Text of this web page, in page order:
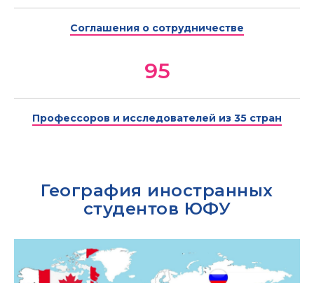
Соглашения о сотрудничестве
95
Профессоров и исследователей из 35 стран
География иностранных
студентов ЮФУ